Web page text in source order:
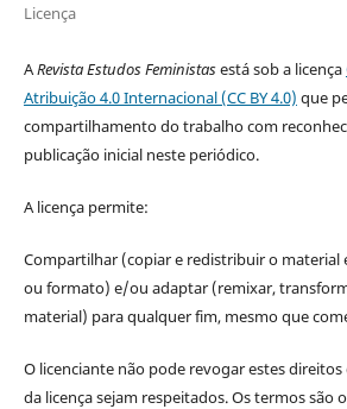
Licença
ARevista Estudos Feministasestá sob a licença
Atribuição 4.0 Internacional (CC BY 4.0) que
compartilhamento do trabalho com
publicação inicial neste periódico.
A licença permite:
Compartilhar (copiar e redistribuir o material
ou formato) e/ou adaptar (remixar,
material) para qualquer fim, mesmo que
O licenciante não pode revogar estes
da licença sejam respeitados. Os termos são